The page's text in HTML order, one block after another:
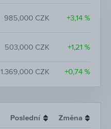
985,000 CZK +3,14 %
503,000 CZK +1,21 %
1.369,000 CZK +0,74 %
Poslední Změna